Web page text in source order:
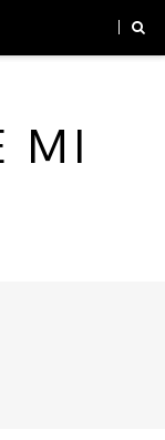
MI